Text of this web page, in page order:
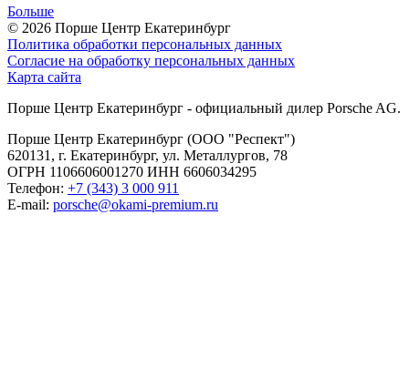
Больше
© 2026 Порше Центр Екатеринбург
Политика обработки персональных данных
Согласие на обработку персональных данных
Карта сайта
Порше Центр Екатеринбург - официальный дилер Porsche AG.
Порше Центр Екатеринбург (ООО "Респект")
620131, г. Екатеринбург, ул. Металлургов, 78
ОГРН 1106606001270 ИНН 6606034295
Телефон: +7 (343) 3 000 911
E-mail: porsche@okami-premium.ru